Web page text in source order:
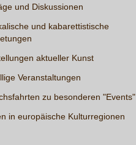
und Diskussionen
und kabarettistische
aktueller Kunst
Veranstaltungen
zu besonderen "Events"
in europäische Kulturregionen